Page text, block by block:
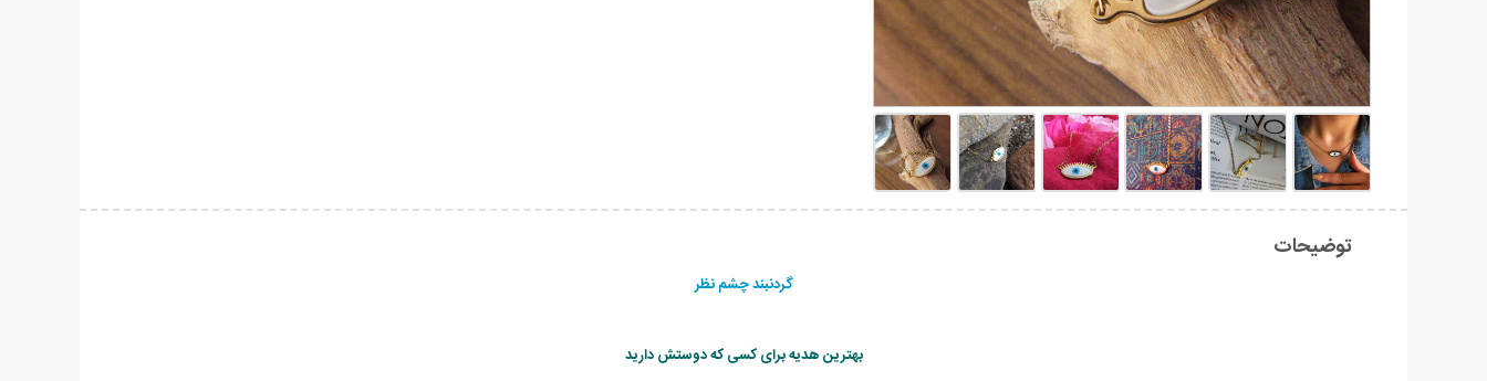
توضیحات
گردنبند چشم نظر
بهترین هدیه برای کسی که دوستش دارید